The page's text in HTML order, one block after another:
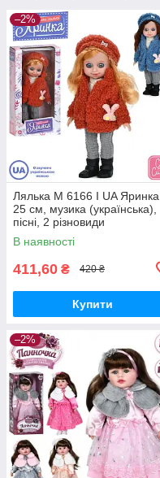
–2%
Лялька M 6166 I UA Яринка,
25 см, музика (українська),
пісні, 2 різновиди
В наявності
411,60 ₴ 420 ₴
Купити
–2%